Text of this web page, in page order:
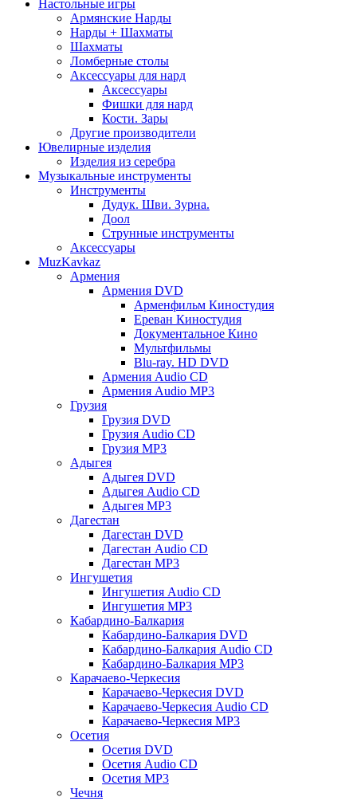
Настольные игры
Армянские Нарды
Нарды + Шахматы
Шахматы
Ломберные столы
Аксессуары для нард
Аксессуары
Фишки для нард
Кости. Зары
Другие производители
Ювелирные изделия
Изделия из серебра
Музыкальные инструменты
Инструменты
Дудук. Шви. Зурна.
Доол
Струнные инструменты
Аксессуары
MuzKavkaz
Армения
Армения DVD
Арменфильм Киностудия
Ереван Киностудия
Документальное Кино
Мультфильмы
Blu-ray. HD DVD
Армения Audio CD
Армения Audio MP3
Грузия
Грузия DVD
Грузия Audio CD
Грузия MP3
Адыгея
Адыгея DVD
Адыгея Audio CD
Адыгея MP3
Дагестан
Дагестан DVD
Дагестан Audio CD
Дагестан MP3
Ингушетия
Ингушетия Audio CD
Ингушетия MP3
Кабардино-Балкария
Кабардино-Балкария DVD
Кабардино-Балкария Audio CD
Кабардино-Балкария MP3
Карачаево-Черкесия
Карачаево-Черкесия DVD
Карачаево-Черкесия Audio CD
Карачаево-Черкесия MP3
Осетия
Осетия DVD
Осетия Audio CD
Осетия MP3
Чечня